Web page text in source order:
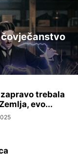
trebala
evo...